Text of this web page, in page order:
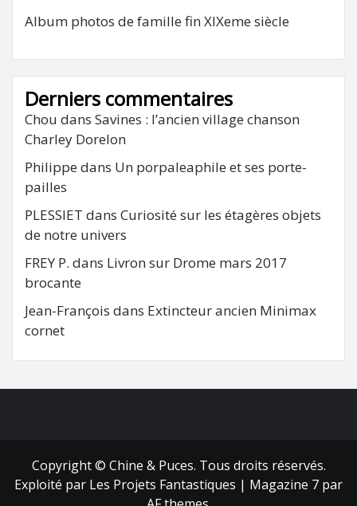
Album photos de famille fin XIXeme siècle
Derniers commentaires
Chou dans Savines : l’ancien village chanson
Charley Dorelon
Philippe dans Un porpaleaphile et ses porte-
pailles
PLESSIET dans Curiosité sur les étagères objets
de notre univers
FREY P. dans Livron sur Drome mars 2017
brocante
Jean-François dans Extincteur ancien Minimax
cornet
Copyright © Chine & Puces. Tous droits réservés.
Exploité par Les Projets Fantastiques | Magazine 7 par